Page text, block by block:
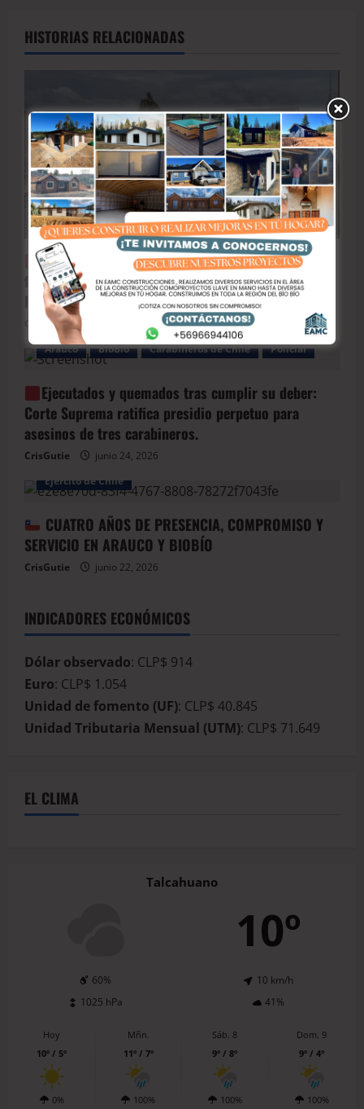
HISTORIAS RELACIONADAS
BioBio
Actualizan estado de salud de los otros dos
funcionarios del SAMU tras fatal accidente en la
Ruta 160
CrisGutie
Arauco
BioBio Carabineros de Chile Policial
Ejecutados y quemados tras cumplir su deber:
Corte Suprema ratifica presidio perpetuo para
asesinos de tres carabineros.
CrisGutie junio 24, 2026
Arauco Armada de Chile
Ejercito de Chile
CUATRO AÑOS DE PRESENCIA, COMPROMISO Y
SERVICIO EN ARAUCO Y BIOBÍO
CrisGutie junio 22, 2026
INDICADORES ECONÓMICOS
Dólar observado: CLP$ 914
Euro: CLP$ 1.054
Unidad de fomento (UF): CLP$ 40.845
Unidad Tributaria Mensual (UTM): CLP$ 71.649
EL CLIMA
Talcahuano
10º
60%
10 km/h
1025 hPa
41%
Hoy
10º / 5º
0%
Mñn.
11º / 7º
100%
Sáb. 8
9º / 8º
100%
Dom. 9
9º / 4º
100%